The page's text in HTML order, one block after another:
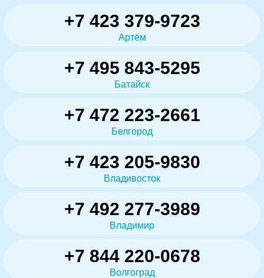
+7 423 379-9723
Артём
+7 495 843-5295
Батайск
+7 472 223-2661
Белгород
+7 423 205-9830
Владивосток
+7 492 277-3989
Владимир
+7 844 220-0678
Волгоград